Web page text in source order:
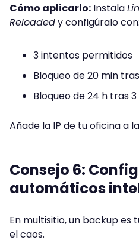
Cómo aplicarlo: Instala
Reloadedy configúralo con:
3 intentos permitidos
Bloqueo de 20 min
Bloqueo de 24 h tras
Añade la IP de tu oficina a
Consejo 6:
automáticos
En multisitio, un backup es
el caos.